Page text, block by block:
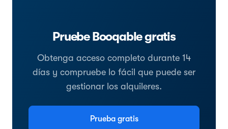
Pruebe Booqable gratis
Obtenga acceso completo durante 14
días y compruebe lo fácil que puede ser
gestionar los alquileres.
Prueba gratis